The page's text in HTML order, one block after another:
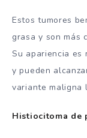
Estos tumores
grasa y son más
Su apariencia es
y pueden
variante maligna
Histiocitoma de